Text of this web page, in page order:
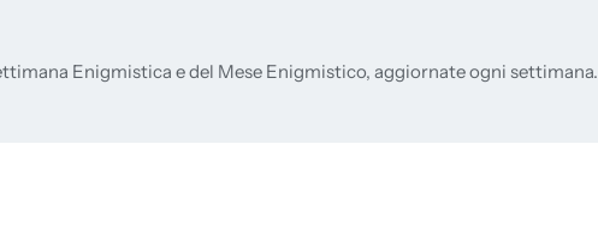
Enigmistica e del Mese Enigmistico, aggiornate ogni settimana.